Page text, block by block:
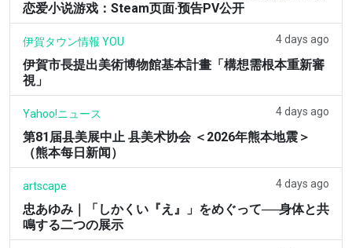
恋爱小说游戏：Steam页面·预告PV公开
伊賀タウン情報 YOU 4 days ago
伊賀市長提出美術博物館基本計畫「構想需根本重新審
視」
Yahoo!ニュース 4 days ago
第81届县美展中止 县美术协会 ＜2026年熊本地震＞
（熊本每日新闻）
artscape 4 days ago
忠あゆみ｜「しかくい『え』」をめぐって──身体と共
鳴する二つの展示